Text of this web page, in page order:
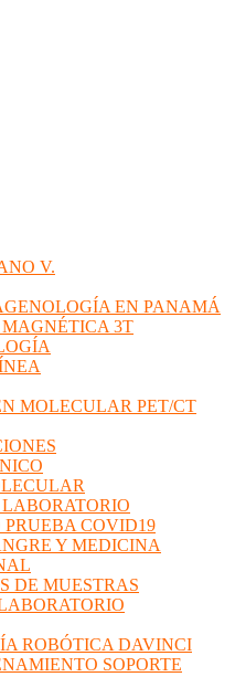
V.
EN PANAMÁ
3T
MOLECULAR PET/CT
COVID19
Y MEDICINA
DE MUESTRAS
ROBÓTICA DAVINCI
SOPORTE